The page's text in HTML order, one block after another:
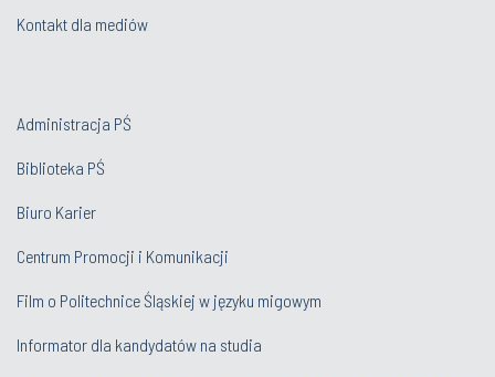
Kontakt dla mediów
Administracja PŚ
Biblioteka PŚ
Biuro Karier
Centrum Promocji i Komunikacji
Film o Politechnice Śląskiej w języku migowym
Informator dla kandydatów na studia